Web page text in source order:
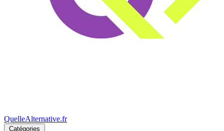
QuelleAlternative.fr